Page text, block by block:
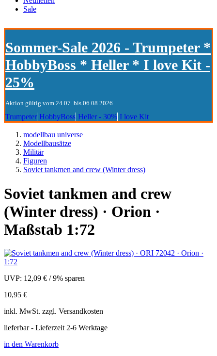
Sale
Sommer-Sale 2026 - Trumpeter *
HobbyBoss * Heller * I love Kit -
25%
Aktion gültig vom 24.07. bis 06.08.2026
Trumpeter HobbyBoss Heller - 30% I love Kit
modellbau universe
Modellbausätze
Militär
Figuren
Soviet tankmen and crew (Winter dress)
Soviet tankmen and crew
(Winter dress) · Orion ·
Maßstab 1:72
UVP: 12,09 € /9% sparen
10,95 €
inkl. MwSt. zzgl. Versandkosten
lieferbar - Lieferzeit 2-6 Werktage
in den Warenkorb